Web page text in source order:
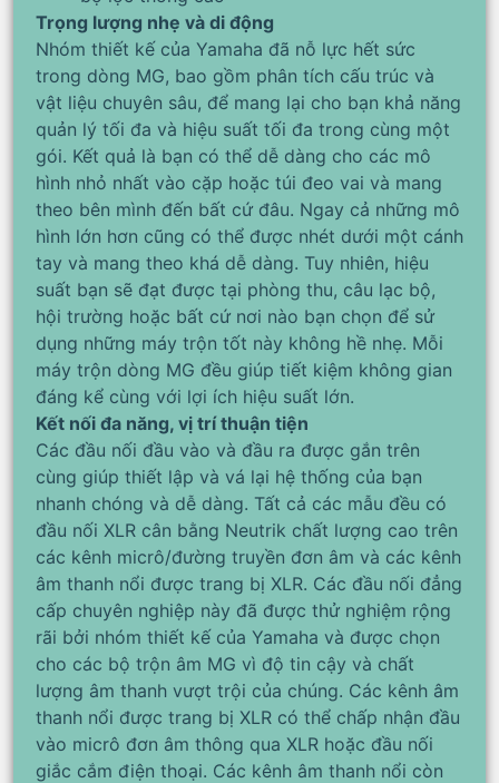
Trọng lượng nhẹ và di động
Nhóm thiết kế của Yamaha đã nỗ lực hết sức
trong dòng MG, bao gồm phân tích cấu trúc và
vật liệu chuyên sâu, để mang lại cho bạn khả năng
quản lý tối đa và hiệu suất tối đa trong cùng một
gói. Kết quả là bạn có thể dễ dàng cho các mô
hình nhỏ nhất vào cặp hoặc túi đeo vai và mang
theo bên mình đến bất cứ đâu. Ngay cả những mô
hình lớn hơn cũng có thể được nhét dưới một cánh
tay và mang theo khá dễ dàng. Tuy nhiên, hiệu
suất bạn sẽ đạt được tại phòng thu, câu lạc bộ,
hội trường hoặc bất cứ nơi nào bạn chọn để sử
dụng những máy trộn tốt này không hề nhẹ. Mỗi
máy trộn dòng MG đều giúp tiết kiệm không gian
đáng kể cùng với lợi ích hiệu suất lớn.
Kết nối đa năng, vị trí thuận tiện
Các đầu nối đầu vào và đầu ra được gắn trên
cùng giúp thiết lập và vá lại hệ thống của bạn
nhanh chóng và dễ dàng. Tất cả các mẫu đều có
đầu nối XLR cân bằng Neutrik chất lượng cao trên
các kênh micrô/đường truyền đơn âm và các kênh
âm thanh nổi được trang bị XLR. Các đầu nối đẳng
cấp chuyên nghiệp này đã được thử nghiệm rộng
rãi bởi nhóm thiết kế của Yamaha và được chọn
cho các bộ trộn âm MG vì độ tin cậy và chất
lượng âm thanh vượt trội của chúng. Các kênh âm
thanh nổi được trang bị XLR có thể chấp nhận đầu
vào micrô đơn âm thông qua XLR hoặc đầu nối
giắc cắm điện thoại. Các kênh âm thanh nổi còn